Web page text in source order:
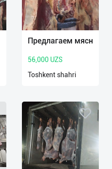
Предлагаем мясн
56,000 UZS
Toshkent shahri